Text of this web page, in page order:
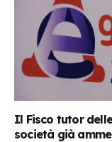
Il Fisco tutor
società già